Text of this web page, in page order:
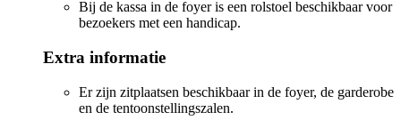
Bij de kassa in de foyer is een rolstoel beschikbaar voor
bezoekers met een handicap.
Extra informatie
Er zijn zitplaatsen beschikbaar in de foyer, de garderobe
en de tentoonstellingszalen.